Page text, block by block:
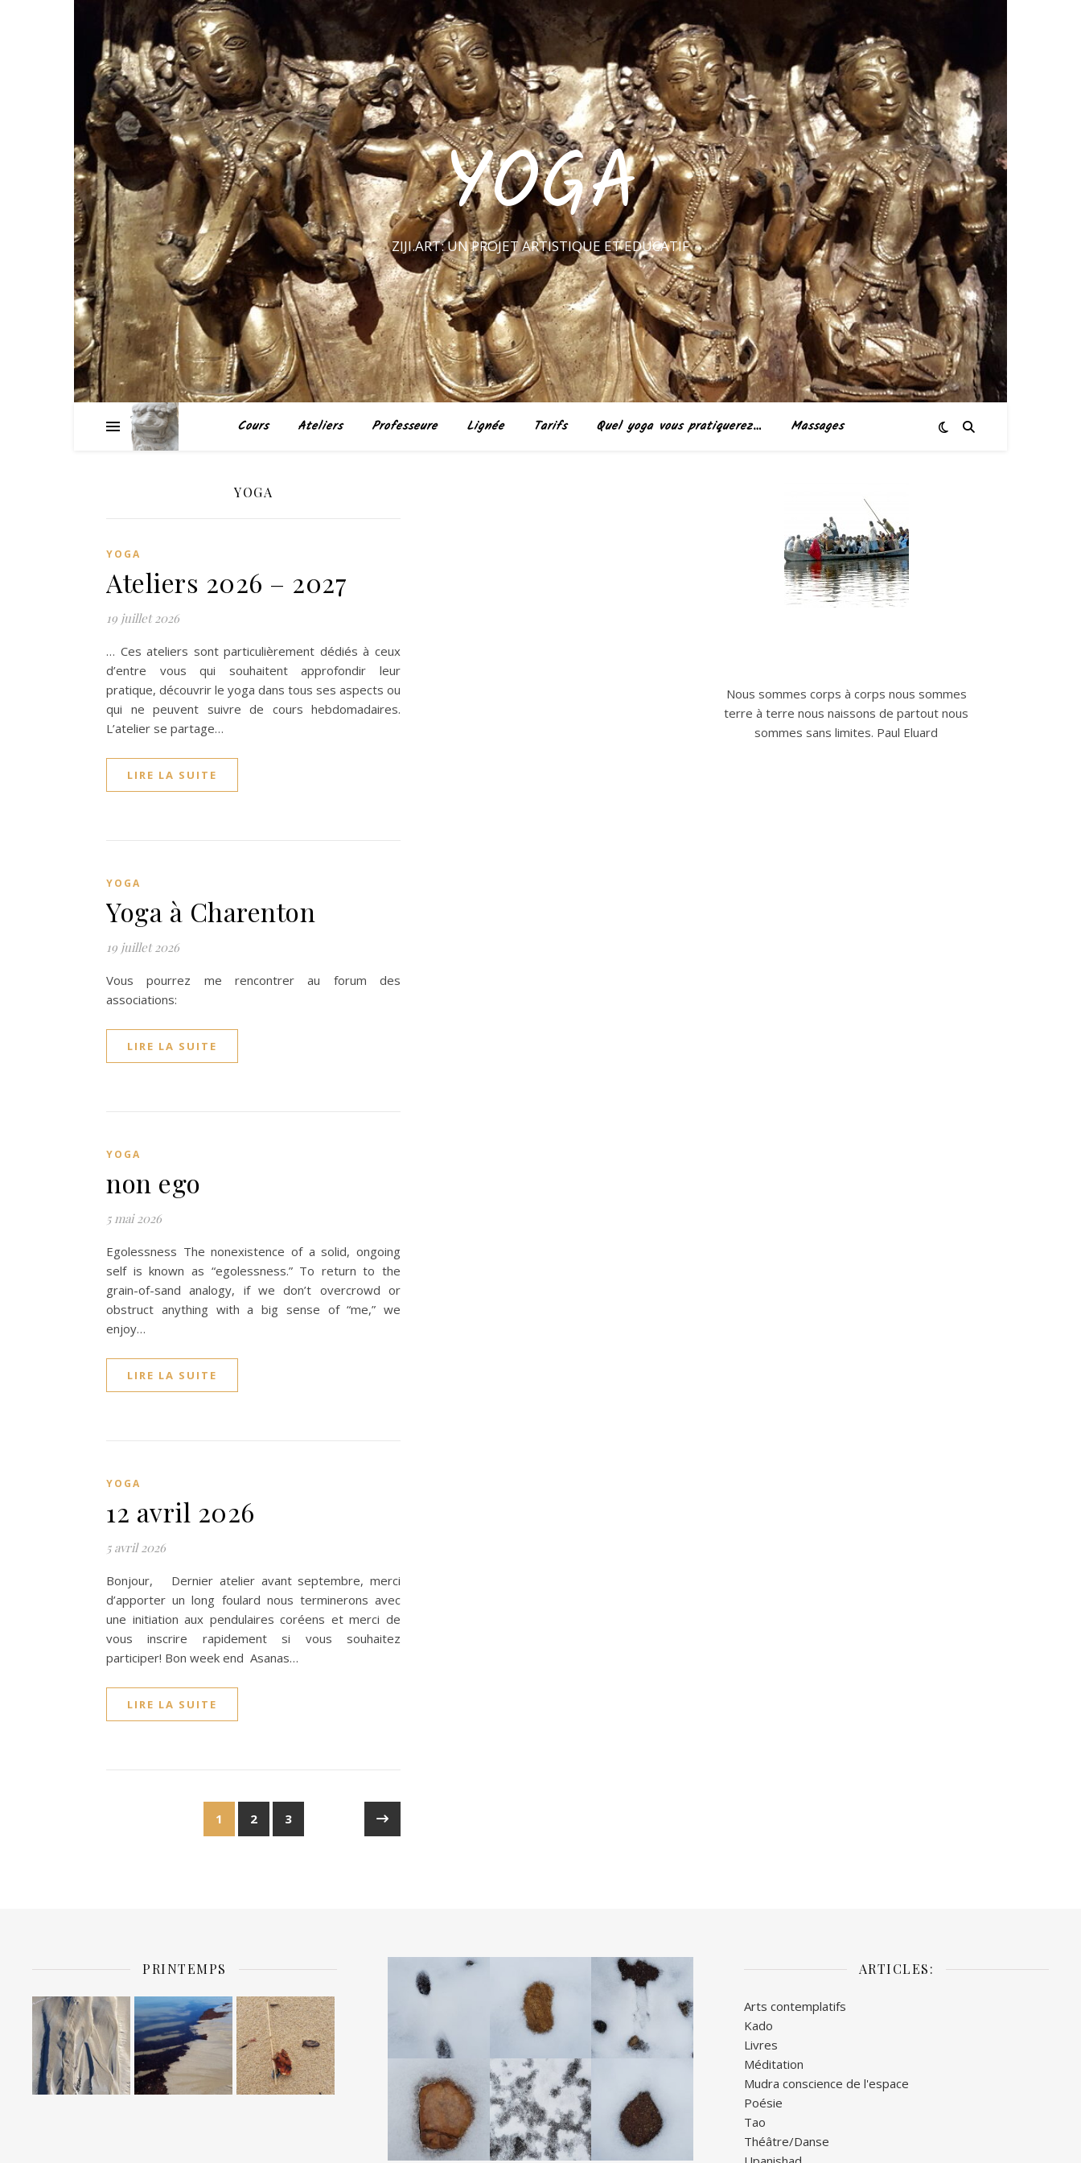
YOGA
ZIJI.ART: UN PROJET ARTISTIQUE ET EDUCATIF
Cours Ateliers Professeure Lignée Tarifs Quel yoga vous pratiquerez… Massages
YOGA
YOGA
Ateliers 2026 – 2027
19 juillet 2026
… Ces ateliers sont particulièrement dédiés à ceux
d’entre vous qui souhaitent approfondir leur
pratique, découvrir le yoga dans tous ses aspects ou
qui ne peuvent suivre de cours hebdomadaires.
L’atelier se partage…
LIRE LA SUITE
YOGA
Yoga à Charenton
19 juillet 2026
Vous pourrez me rencontrer au forum des
associations:
LIRE LA SUITE
YOGA
non ego
5 mai 2026
Egolessness The nonexistence of a solid, ongoing
self is known as “egolessness.” To return to the
grain-of-sand analogy, if we don’t overcrowd or
obstruct anything with a big sense of “me,” we
enjoy…
LIRE LA SUITE
YOGA
12 avril 2026
5 avril 2026
Bonjour, Dernier atelier avant septembre, merci
d’apporter un long foulard nous terminerons avec
une initiation aux pendulaires coréens et merci de
vous inscrire rapidement si vous souhaitez
participer! Bon week end Asanas…
LIRE LA SUITE
1 2 3
Nous sommes corps à corps nous sommes
terre à terre nous naissons de partout nous
sommes sans limites. Paul Eluard
PRINTEMPS ARTICLES:
Arts contemplatifs
Kado
Livres
Méditation
Mudra conscience de l'espace
Poésie
Tao
Théâtre/Danse